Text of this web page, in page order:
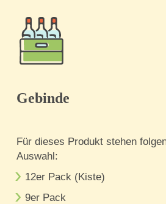
Gebinde
Für dieses Produkt stehen
Auswahl:
12er Pack (Kiste)
9er Pack